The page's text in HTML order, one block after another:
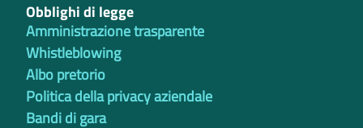
Obblighi di legge
Amministrazione trasparente
Whistleblowing
Albo pretorio
Politica della privacy aziendale
Bandi di gara